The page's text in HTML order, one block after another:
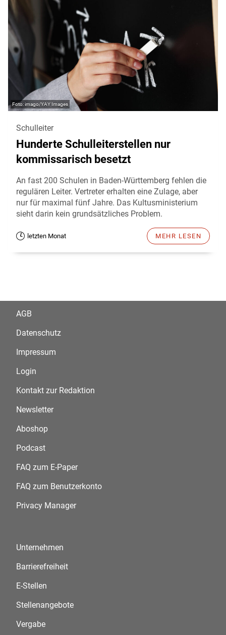
imago/YAY Images
Schulleiter
Hunderte Schulleiterstellen nur
kommissarisch besetzt
An fast 200 Schulen in Baden-Württemberg fehlen die
regulären Leiter. Vertreter erhalten eine Zulage, aber
nur für maximal fünf Jahre. Das Kultusministerium
sieht darin kein grundsätzliches Problem.
letzten Monat MEHR LESEN
AGB
Datenschutz
Impressum
Login
Kontakt zur Redaktion
Newsletter
Aboshop
Podcast
FAQ zum E-Paper
FAQ zum Benutzerkonto
Privacy Manager
Unternehmen
Barrierefreiheit
E-Stellen
Stellenangebote
Vergabe